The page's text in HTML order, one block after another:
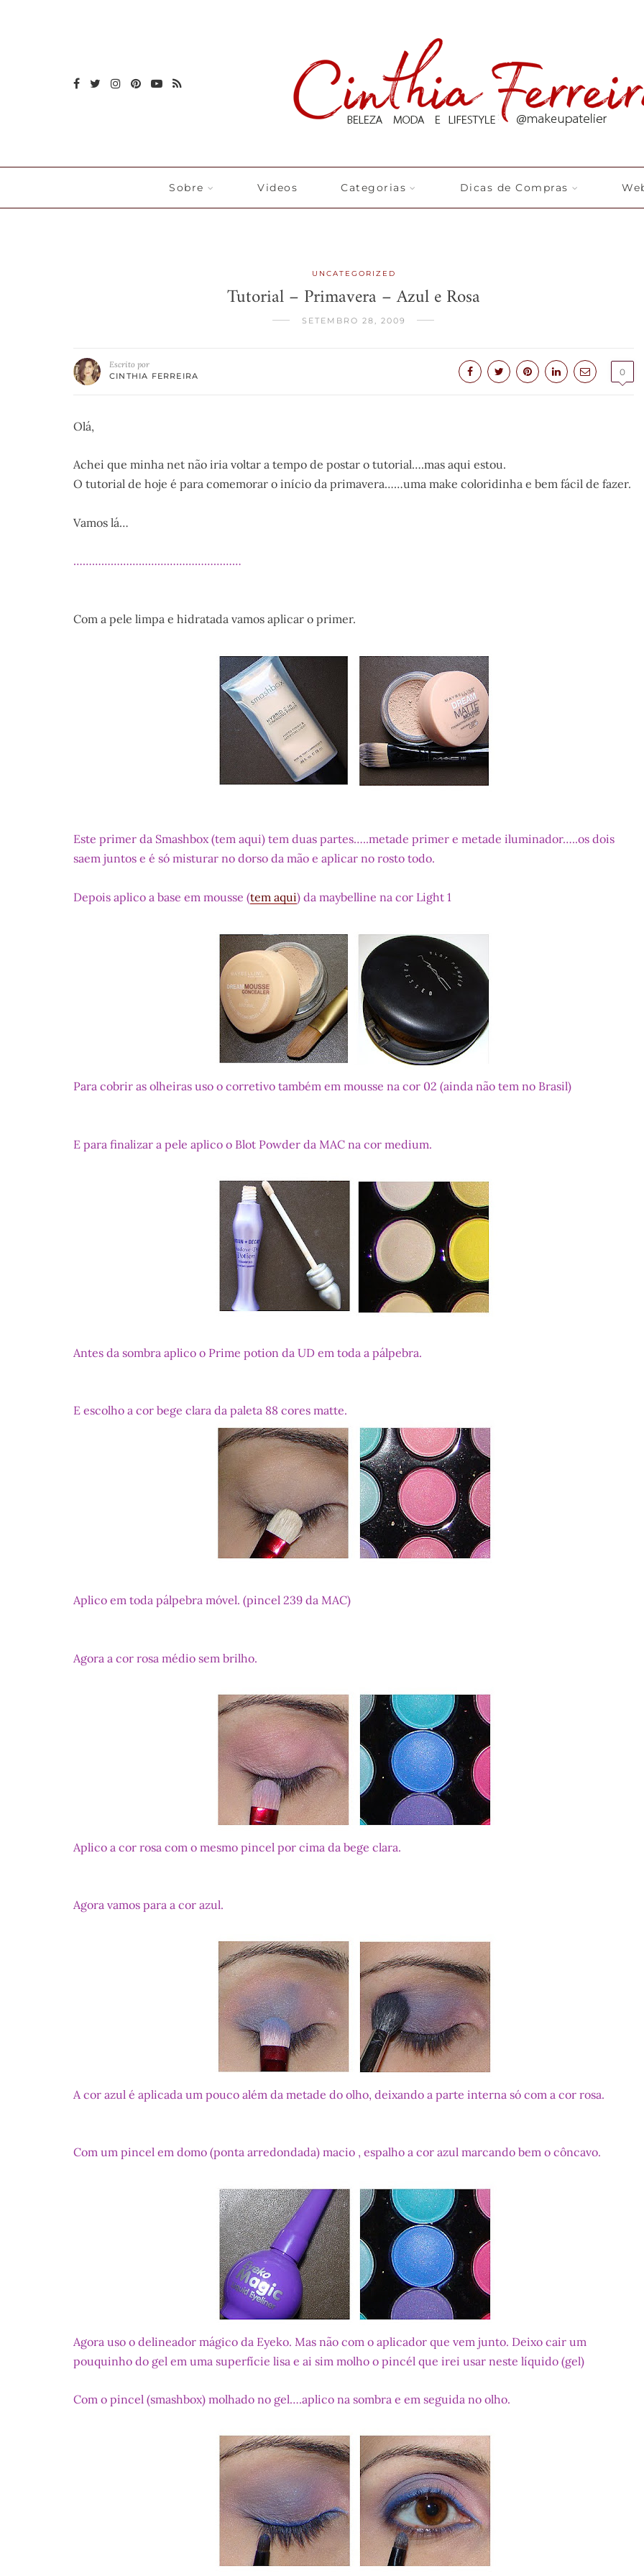
Sobre Videos Categorias Dicas de Compras
UNCATEGORIZED
Tutorial – Primavera – Azul e Rosa
SETEMBRO 28, 2009
Escrito por
CINTHIA FERREIRA
0
Olá,
Achei que minha net não iria voltar a tempo de postar o tutorial….mas aqui estou.
O tutorial de hoje é para comemorar o início da primavera……uma make coloridinha e bem fácil de fazer.
Vamos lá…
………………………………………………
Com a pele limpa e hidratada vamos aplicar o primer.
Este primer da Smashbox (tem aqui) tem duas partes…..metade primer e metade iluminador…..os dois
saem juntos e é só misturar no dorso da mão e aplicar no rosto todo.
Depois aplico a base em mousse (tem aqui) da maybelline na cor Light 1
Para cobrir as olheiras uso o corretivo também em mousse na cor 02 (ainda não tem no Brasil)
E para finalizar a pele aplico o Blot Powder da MAC na cor medium.
Antes da sombra aplico o Prime potion da UD em toda a pálpebra.
E escolho a cor bege clara da paleta 88 cores matte.
Aplico em toda pálpebra móvel. (pincel 239 da MAC)
Agora a cor rosa médio sem brilho.
Aplico a cor rosa com o mesmo pincel por cima da bege clara.
Agora vamos para a cor azul.
A cor azul é aplicada um pouco além da metade do olho, deixando a parte interna só com a cor rosa.
Com um pincel em domo (ponta arredondada) macio , espalho a cor azul marcando bem o côncavo.
Agora uso o delineador mágico da Eyeko. Mas não com o aplicador que vem junto. Deixo cair um
pouquinho do gel em uma superfície lisa e ai sim molho o pincél que irei usar neste líquido (gel)
Com o pincel (smashbox) molhado no gel….aplico na sombra e em seguida no olho.